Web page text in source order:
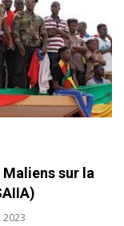
sur la
2023